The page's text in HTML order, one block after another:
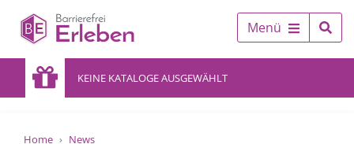
Menü
KEINE KATALOGE AUSGEWÄHLT
Home
News